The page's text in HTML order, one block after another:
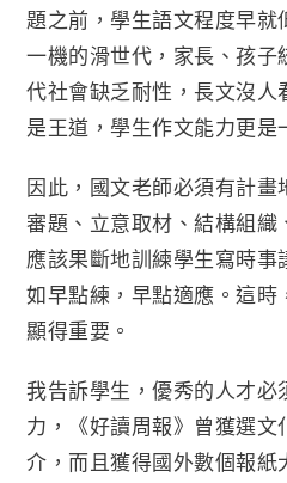
題之前，學生語文程度早
一機的滑世代，家長、孩
代社會缺乏耐性，長文沒人
是王道，學生作文能力更是
因此，國文老師必須有計
審題、立意取材、結構組織
應該果斷地訓練學生寫時
如早點練，早點適應。這
顯得重要。
我告訴學生，優秀的人才
力，《好讀周報》曾獲選
介，而且獲得國外數個報紙